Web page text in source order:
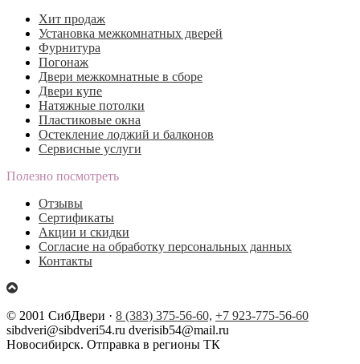
Хит продаж
Установка межкомнатных дверей
Фурнитура
Погонаж
Двери межкомнатные в сборе
Двери купе
Натяжные потолки
Пластиковые окна
Остекление лоджий и балконов
Сервисные услуги
Полезно посмотреть
Отзывы
Сертификаты
Акции и скидки
Согласие на обработку персональных данных
Контакты
© 2001 СибДвери · 8 (383) 375-56-60, +7 923-775-56-60
sibdveri@sibdveri54.ru dverisib54@mail.ru
Новосибирск. Отправка в регионы ТК